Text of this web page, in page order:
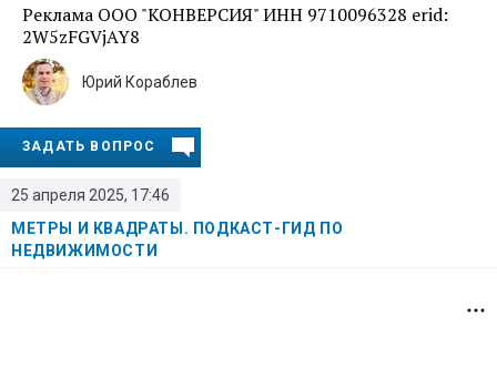
Реклама ООО "КОНВЕРСИЯ" ИНН 9710096328 erid:
2W5zFGVjAY8
25 апреля 2025, 17:46
МЕТРЫ И КВАДРАТЫ. ПОДКАСТ-ГИД ПО
НЕДВИЖИМОСТИ
Юрий Кораблев
ЗАДАТЬ ВОПРОС